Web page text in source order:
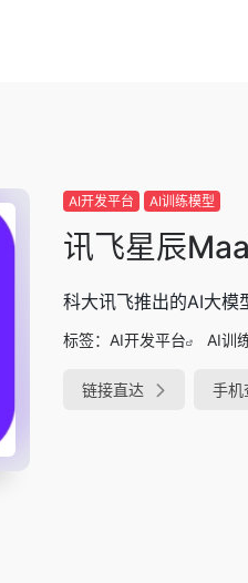
AI开发平台 AI训练模型
讯飞星辰
科大讯飞推出的AI大模
标签： AI开发平台 AI训
链接直达 手机